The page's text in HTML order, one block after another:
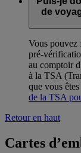
de
Vous
pré-
au comptoir
à la TSA
que vous
de la TSA
Retour en haut
Cartes